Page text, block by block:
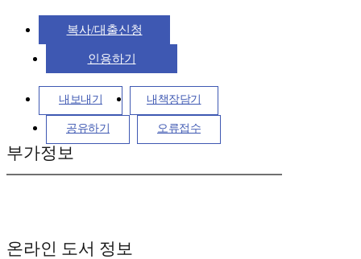
복사/대출신청
인용하기
내보내기 내책장담기
공유하기 오류접수
부가정보
온라인 도서 정보